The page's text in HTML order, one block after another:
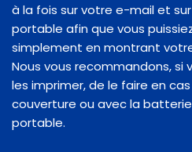
à la fois sur votre e-mail et
portable afin que vous
simplement en montrant
Nous vous recommandons, si
les imprimer, de le faire en
couverture ou avec la
portable.